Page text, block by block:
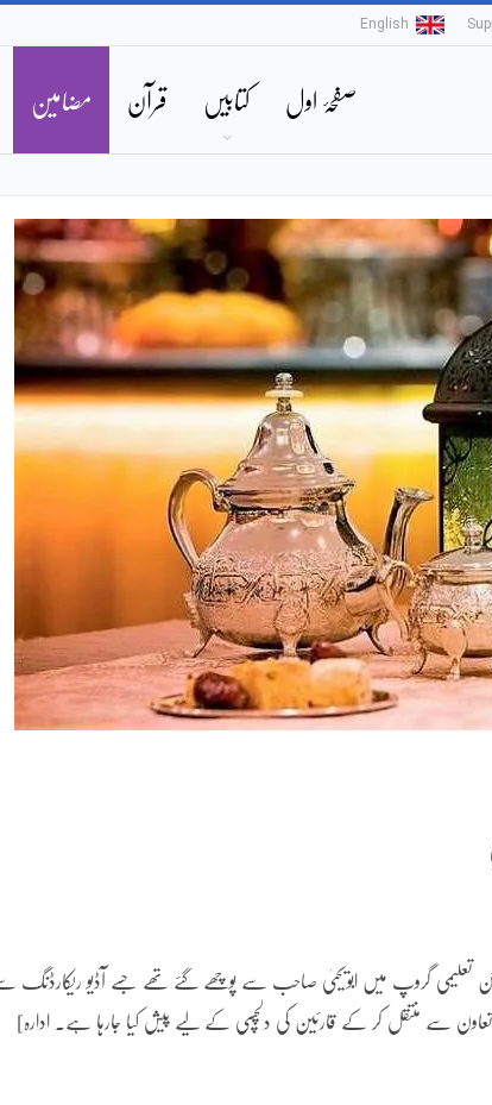
English
صفحۂ اول کتابیں قرآن مضامین
گروپ میں ابویحییٰ صاحب سے پوچھے گئے تھے جسے آڈیو ریکارڈنگ
تعاون سے منتقل کر کے قارئین کی دلچسپی کے لیے پیش کیا جارہا ہے۔ ادارہ]